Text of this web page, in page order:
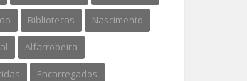
Bibliotecas Nascimento
Alfarrobeira
Encarregados